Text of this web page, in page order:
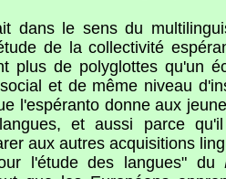
dans le sens du
de la collectivité
plus de polyglottes qu'un
et de même niveau
l'espéranto donne aux
et aussi parce
aux autres acquisitions
l'étude des langues" du